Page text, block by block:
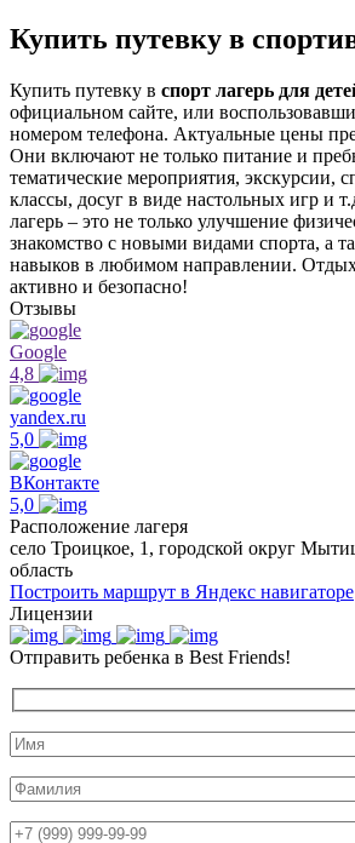
Купить путевку в
Купить путевку в спорт лагерь для
официальном сайте, или
номером телефона. Актуальные цены
Они включают не только питание и
тематические мероприятия, экскурсии,
классы, досуг в виде настольных игр и
лагерь – это не только улучшение
знакомство с новыми видами спорта, а
навыков в любимом направлении. Отдых
активно и безопасно!
Отзывы
Google
4,8
yandex.ru
5,0
ВКонтакте
5,0
Расположение лагеря
село Троицкое, 1, городской округ
область
Построить маршрут в Яндекс навигаторе
Лицензии
Отправить ребенка в Best Friends!